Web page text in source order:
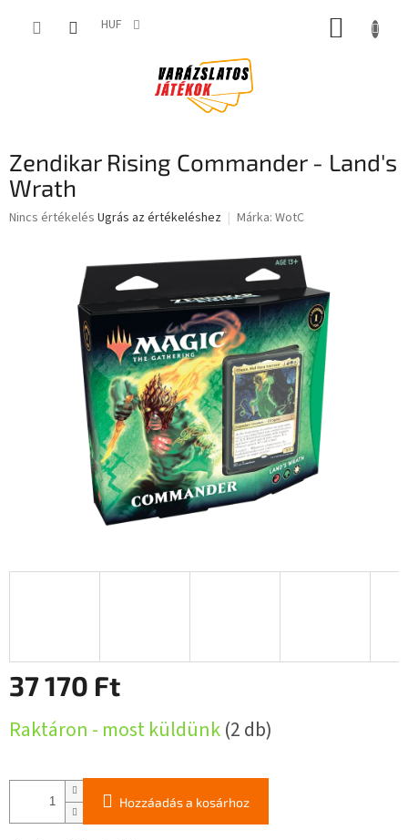
HUF KOSÁR
Zendikar Rising Commander - Land's
Wrath
A
Nincs értékelés Ugrás az értékeléshez Márka: WotC
37 170 Ft
Raktáron - most küldünk(2 db)
Hozzáadás a kosárhoz